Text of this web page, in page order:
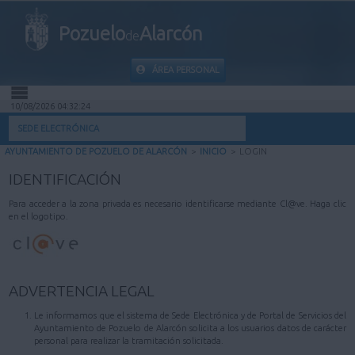
PozuelodeAlarcón
ÁREA PERSONAL
INICIO
MI CARPETA
INFORMACIÓN MUNICIPAL
AYUDA
10/08/2026 04:32:24
SEDE ELECTRÓNICA
AYUNTAMIENTO DE POZUELO DE ALARCÓN > INICIO > LOGIN
IDENTIFICACIÓN
Para acceder a la zona privada es necesario identificarse mediante Cl@ve. Haga clic
en el logotipo.
ADVERTENCIA LEGAL
Le informamos que el sistema de Sede Electrónica y de Portal de Servicios del
Ayuntamiento de Pozuelo de Alarcón solicita a los usuarios datos de carácter
personal para realizar la tramitación solicitada.